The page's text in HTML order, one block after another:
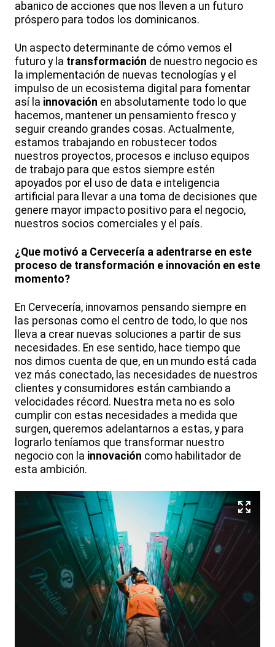
abanico de acciones que nos lleven a un futuro
próspero para todos los dominicanos.
Un aspecto determinante de cómo vemos el
futuro y la transformación de nuestro negocio es
la implementación de nuevas tecnologías y el
impulso de un ecosistema digital para fomentar
así la innovación en absolutamente todo lo que
hacemos, mantener un pensamiento fresco y
seguir creando grandes cosas. Actualmente,
estamos trabajando en robustecer todos
nuestros proyectos, procesos e incluso equipos
de trabajo para que estos siempre estén
apoyados por el uso de data e inteligencia
artificial para llevar a una toma de decisiones que
genere mayor impacto positivo para el negocio,
nuestros socios comerciales y el país.
¿Que motivó a Cervecería a adentrarse en este
proceso de transformación e innovación en este
momento?
En Cervecería, innovamos pensando siempre en
las personas como el centro de todo, lo que nos
lleva a crear nuevas soluciones a partir de sus
necesidades. En ese sentido, hace tiempo que
nos dimos cuenta de que, en un mundo está cada
vez más conectado, las necesidades de nuestros
clientes y consumidores están cambiando a
velocidades récord. Nuestra meta no es solo
cumplir con estas necesidades a medida que
surgen, queremos adelantarnos a estas, y para
lograrlo teníamos que transformar nuestro
negocio con la innovación como habilitador de
esta ambición.